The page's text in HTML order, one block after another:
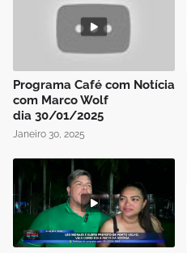
Programa Café com Notícia
com Marco Wolf
dia 30/01/2025
Janeiro 30, 2025